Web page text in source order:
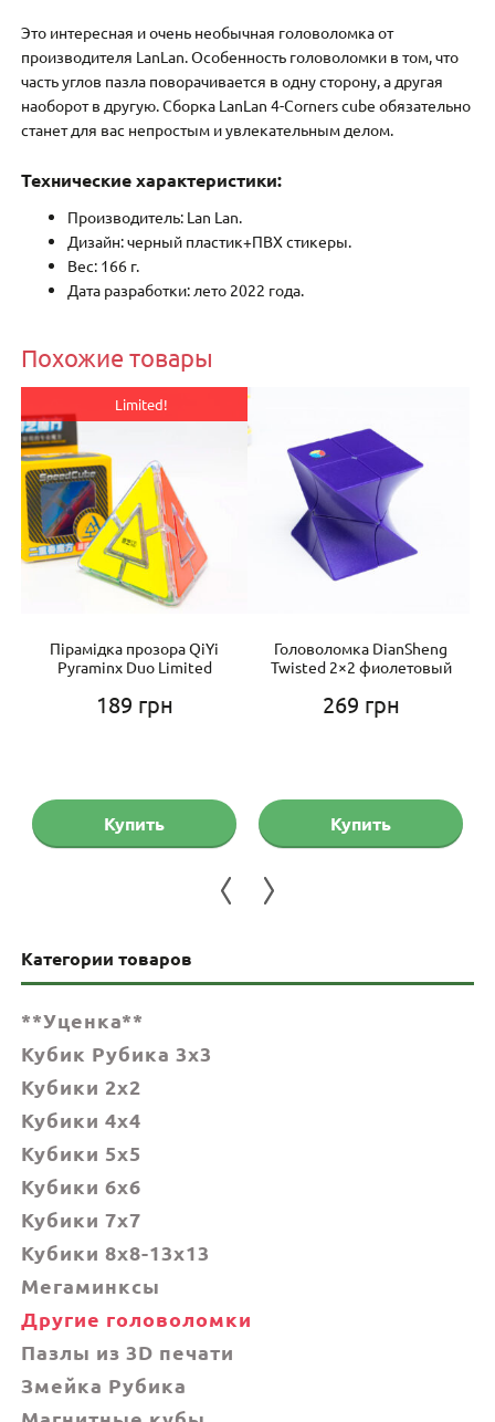
Это интересная и очень необычная головоломка от
производителя LanLan. Особенность головоломки в том, что
часть углов пазла поворачивается в одну сторону, а другая
наоборот в другую. Сборка LanLan 4-Corners cube обязательно
станет для вас непростым и увлекательным делом.
Технические характеристики:
Производитель: Lan Lan.
Дизайн: черный пластик+ПВХ стикеры.
Вес: 166 г.
Дата разработки: лето 2022 года.
Похожие товары
Пірамідка прозора QiYi
Pyraminx Duo Limited
189 грн
Limited!
Купить
Головоломка DianSheng
Twisted 2×2 фиолетовый
269 грн
Купить
Категории товаров
**Уценка**
Кубик Рубика 3x3
Кубики 2x2
Кубики 4x4
Кубики 5x5
Кубики 6х6
Кубики 7х7
Кубики 8x8-13x13
Мегаминксы
Другие головоломки
Пазлы из 3D печати
Змейка Рубика